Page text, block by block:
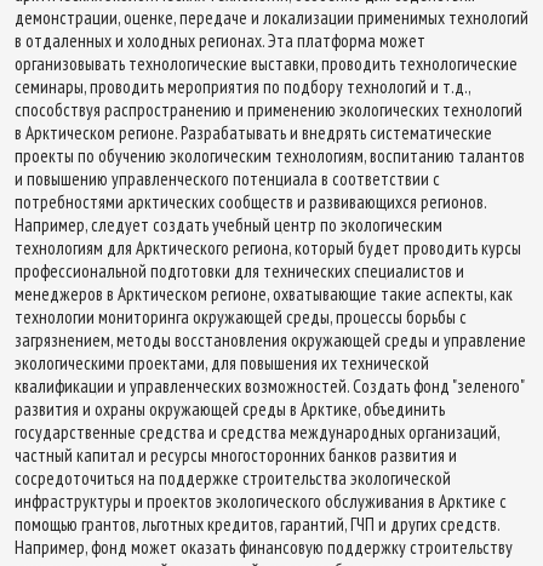
демонстрации, оценке, передаче и локализации применимых технологий
в отдаленных и холодных регионах. Эта платформа может
организовывать технологические выставки, проводить технологические
семинары, проводить мероприятия по подбору технологий и т.д.,
способствуя распространению и применению экологических технологий
в Арктическом регионе. Разрабатывать и внедрять систематические
проекты по обучению экологическим технологиям, воспитанию талантов
и повышению управленческого потенциала в соответствии с
потребностями арктических сообществ и развивающихся регионов.
Например, следует создать учебный центр по экологическим
технологиям для Арктического региона, который будет проводить курсы
профессиональной подготовки для технических специалистов и
менеджеров в Арктическом регионе, охватывающие такие аспекты, как
технологии мониторинга окружающей среды, процессы борьбы с
загрязнением, методы восстановления окружающей среды и управление
экологическими проектами, для повышения их технической
квалификации и управленческих возможностей. Создать фонд "зеленого"
развития и охраны окружающей среды в Арктике, объединить
государственные средства и средства международных организаций,
частный капитал и ресурсы многосторонних банков развития и
сосредоточиться на поддержке строительства экологической
инфраструктуры и проектов экологического обслуживания в Арктике с
помощью грантов, льготных кредитов, гарантий, ГЧП и других средств.
Например, фонд может оказать финансовую поддержку строительству